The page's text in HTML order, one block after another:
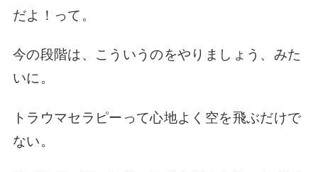
だよ！って。
今の段階は、こういうのをやりましょう、みた
いに。
トラウマセラピーって心地よく空を飛ぶだけで
ない。